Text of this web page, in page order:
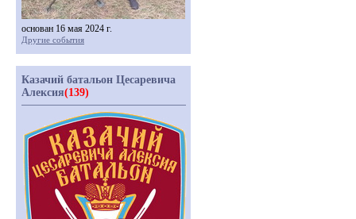
основан 16 мая 2024 г.
Другие события
Казачий батальон Цесаревича
Алексия(139)